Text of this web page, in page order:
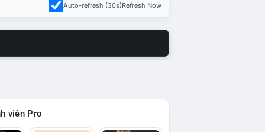
Auto-refresh (30s)Refresh Now
viên Pro